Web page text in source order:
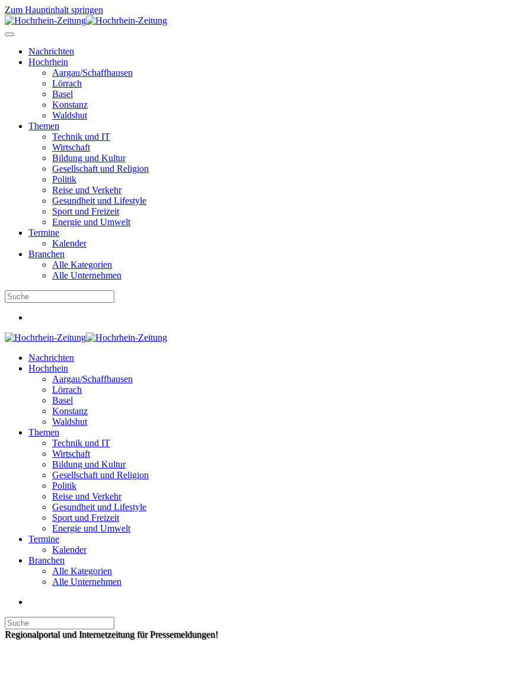
Zum Hauptinhalt springen
Nachrichten
Hochrhein
Aargau/Schaffhausen
Lörrach
Basel
Konstanz
Waldshut
Themen
Technik und IT
Wirtschaft
Bildung und Kultur
Gesellschaft und Religion
Politik
Reise und Verkehr
Gesundheit und Lifestyle
Sport und Freizeit
Energie und Umwelt
Termine
Kalender
Branchen
Alle Kategorien
Alle Unternehmen
Nachrichten
Hochrhein
Aargau/Schaffhausen
Lörrach
Basel
Konstanz
Waldshut
Themen
Technik und IT
Wirtschaft
Bildung und Kultur
Gesellschaft und Religion
Politik
Reise und Verkehr
Gesundheit und Lifestyle
Sport und Freizeit
Energie und Umwelt
Termine
Kalender
Branchen
Alle Kategorien
Alle Unternehmen
Regionalportal und Internetzeitung für Pressemeldungen!